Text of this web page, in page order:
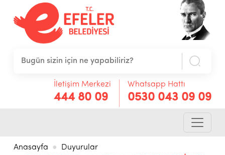
İletişim Merkezi
444 80 09
Whatsapp Hattı
0530 043 09 09
Anasayfa
Duyurular